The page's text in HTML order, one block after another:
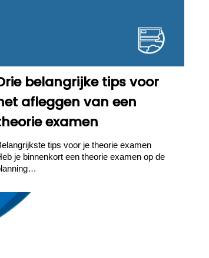
belangrijke tips voor
afleggen van een
examen
tips voor je theorie examen
je binnenkort een theorie examen op de